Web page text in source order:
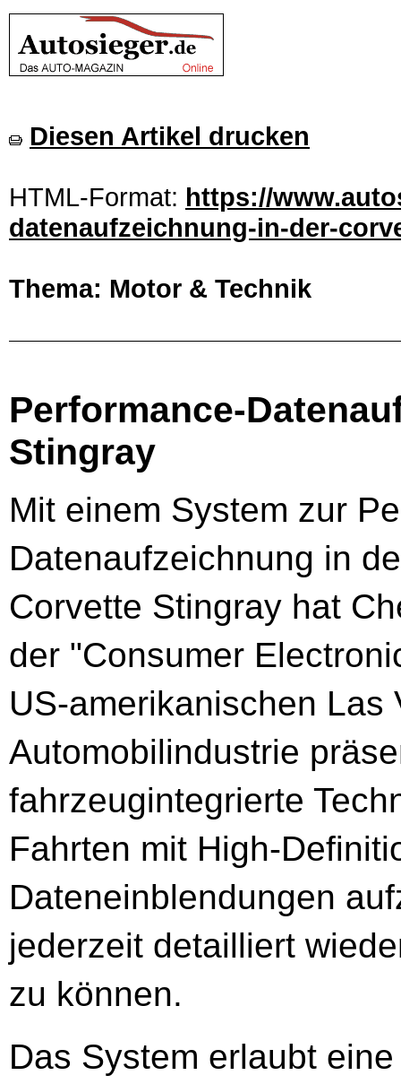
Diesen Artikel drucken
HTML-Format: https://
datenaufzeichnung-in-der-
Thema: Motor & Technik
Performance-
Stingray
Mit einem System zur
Datenaufzeichnung in
Corvette Stingray hat
der "Consumer
US-amerikanischen Las
Automobilindustrie
fahrzeugintegrierte
Fahrten mit High-
Dateneinblendungen
jederzeit detailliert
zu können.
Das System erlaubt